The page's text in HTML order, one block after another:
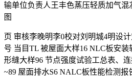
输单位负责人王丰色蒸压轻质加气
图
页 审核李晚明李0校对刘明城4明设
号 当目TL 被屋面大样16 NLC板安
形缝大样96 节点强度试验工总表、
~89 屋面排水S6 NALC板性能检测报